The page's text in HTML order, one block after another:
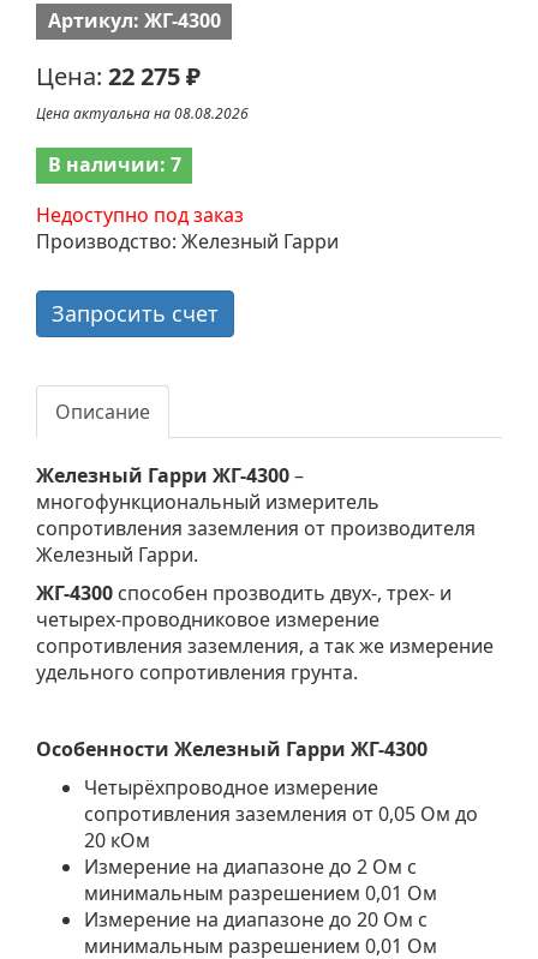
Артикул: ЖГ-4300
Цена: 22 275 ₽
Цена актуальна на 08.08.2026
В наличии: 7
Недоступно под заказ
Производство: Железный Гарри
Запросить счет
Описание
Железный Гарри ЖГ-4300–
многофункциональный измеритель
сопротивления заземления от производителя
Железный Гарри.
ЖГ-4300 способен прозводить двух-, трех- и
четырех-проводниковое измерение
сопротивления заземления, а так же измерение
удельного сопротивления грунта.
Особенности Железный Гарри ЖГ-4300
Четырёхпроводное измерение
сопротивления заземления от 0,05 Ом до
20 кОм
Измерение на диапазоне до 2 Ом с
минимальным разрешением 0,01 Ом
Измерение на диапазоне до 20 Ом с
минимальным разрешением 0,01 Ом